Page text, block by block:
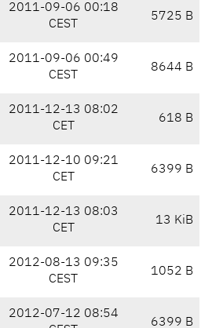
2011-09-06 00:18
CEST
5725 B
2011-09-06 00:49
CEST
8644 B
2011-12-13 08:02
CET
618 B
2011-12-10 09:21
CET
6399 B
2011-12-13 08:03
CET
13 KiB
2012-08-13 09:35
CEST
1052 B
2012-07-12 08:54
6399 B